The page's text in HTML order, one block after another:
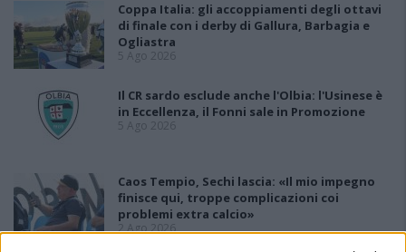
Coppa Italia: gli accoppiamenti degli ottavi
di finale con i derby di Gallura, Barbagia e
Ogliastra
5 Ago 2026
Il CR sardo esclude anche l'Olbia: l'Usinese è
in Eccellenza, il Fonni sale in Promozione
5 Ago 2026
Caos Tempio, Sechi lascia: «Il mio impegno
finisce qui, troppe complicazioni coi
problemi extra calcio»
2 Ago 2026